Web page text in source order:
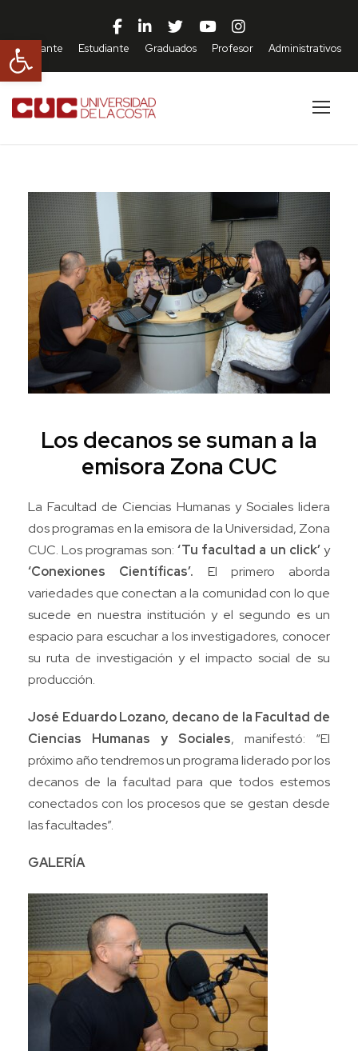
Abrir barra de herramientas
Aspirante Estudiante Graduados Profesor Administrativos
Los decanos se suman a la
emisora Zona CUC
La Facultad de Ciencias Humanas y Sociales lidera
dos programas en la emisora de la Universidad, Zona
CUC. Los programas son: ‘Tu facultad a un click’y
‘Conexiones Científicas’. El primero aborda
variedades que conectan a la comunidad con lo que
sucede en nuestra institución y el segundo es un
espacio para escuchar a los investigadores, conocer
su ruta de investigación y el impacto social de su
producción.
José Eduardo Lozano, decano de la Facultad de
Ciencias Humanas y Sociales, manifestó: “El
próximo año tendremos un programa liderado por los
decanos de la facultad para que todos estemos
conectados con los procesos que se gestan desde
las facultades”.
GALERÍA